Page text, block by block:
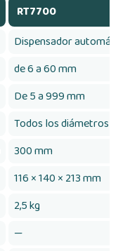
RT7700
Dispensador automático
de 6 a 60 mm
De 5 a 999 mm
Todos los diámetros (sin
300 mm
116 × 140 × 213 mm
2,5 kg
—